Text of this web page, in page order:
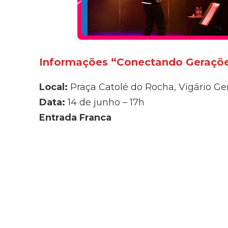
Informações “Conectando
Local: Praça Catolé do Rocha, Vigário
Data: 14 de junho – 17h
Entrada Franca